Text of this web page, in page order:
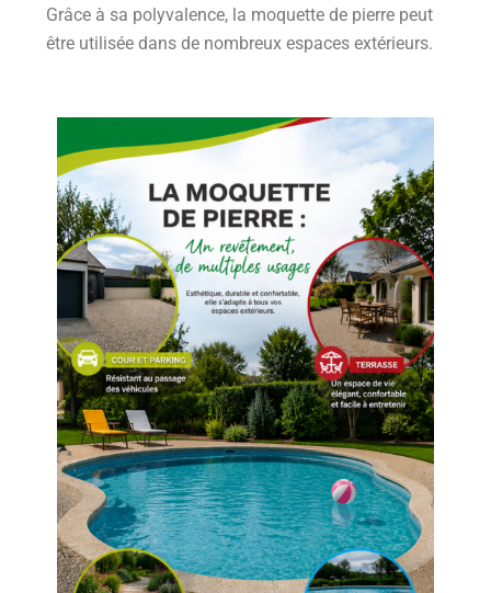
Grâce à sa polyvalence, la moquette de pierre peut
être utilisée dans de nombreux espaces extérieurs.